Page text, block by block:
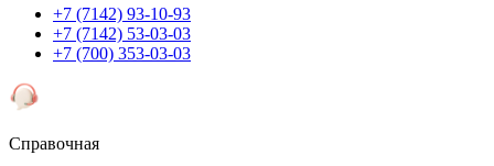
+7 (7142) 93-10-93
+7 (7142) 53-03-03
+7 (700) 353-03-03
Справочная